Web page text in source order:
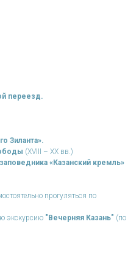
переезд.
Зиланта».
(XVIII – XX вв.)
«Казанский кремль»
прогуляться по
экскурсию "Вечерняя Казань" (по